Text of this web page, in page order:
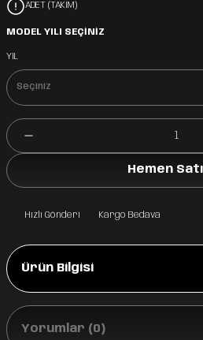
ADET (TAKIM)
MODEL YILI SEÇİNİZ
YIL
Hemen
Hızlı Gönderi Kargo Bedava
Ürün Bilgisi
Yorumlar (0)